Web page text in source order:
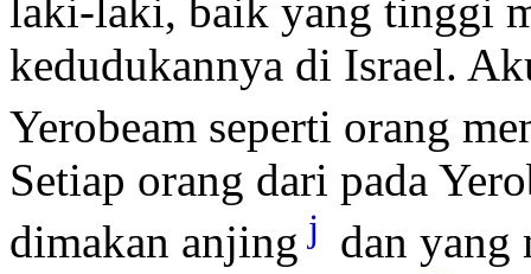
laki-laki, baik yang tinggi
kedudukannya di Israel.
Yerobeam seperti orang
Setiap orang dari pada
dimakan anjing j dan yang